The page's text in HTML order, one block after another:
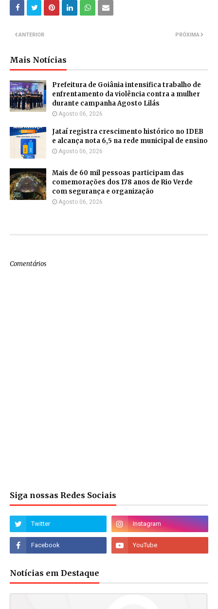
PRÓXIMA
ANTERIOR
Mais Notícias
Prefeitura de Goiânia intensifica trabalho de
enfrentamento da violência contra a mulher
durante campanha Agosto Lilás
Agosto 06, 2026
Jataí registra crescimento histórico no IDEB
e alcança nota 6,5 na rede municipal de ensino
Agosto 06, 2026
Mais de 60 mil pessoas participam das
comemorações dos 178 anos de Rio Verde
com segurança e organização
Agosto 06, 2026
Comentários
Siga nossas Redes Sociais
Notícias em Destaque